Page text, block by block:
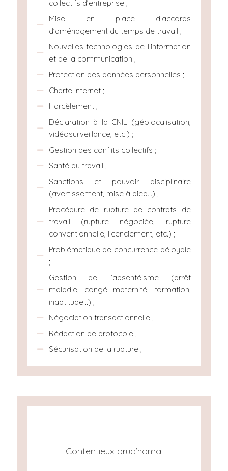
collectifs d’entreprise ;
Mise en place d’accords
d’aménagement du temps de travail ;
Nouvelles technologies de l’information
et de la communication ;
Protection des données personnelles ;
Charte internet ;
Harcèlement ;
Déclaration à la CNIL (géolocalisation,
vidéosurveillance, etc.) ;
Gestion des conflits collectifs ;
Santé au travail ;
Sanctions et pouvoir disciplinaire
(avertissement, mise à pied…) ;
Procédure de rupture de contrats de
travail (rupture négociée, rupture
conventionnelle, licenciement, etc.) ;
Problématique de concurrence déloyale
;
Gestion de l’absentéisme (arrêt
maladie, congé maternité, formation,
inaptitude…) ;
Négociation transactionnelle ;
Rédaction de protocole ;
Sécurisation de la rupture ;
Contentieux prud’homal